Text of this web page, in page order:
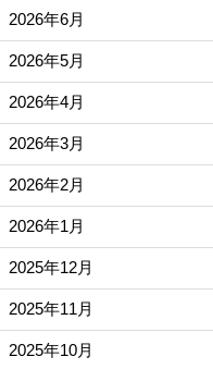
2026年6月
2026年5月
2026年4月
2026年3月
2026年2月
2026年1月
2025年12月
2025年11月
2025年10月